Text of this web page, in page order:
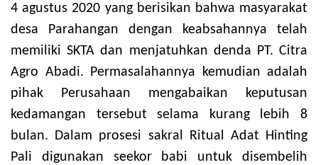
4 agustus 2020 yang berisikan bahwa masyarakat
desa Parahangan dengan keabsahannya telah
memiliki SKTA dan menjatuhkan denda PT. Citra
Agro Abadi. Permasalahannya kemudian adalah
pihak Perusahaan mengabaikan keputusan
kedamangan tersebut selama kurang lebih 8
bulan. Dalam prosesi sakral Ritual Adat Hinting
Pali digunakan seekor babi untuk disembelih